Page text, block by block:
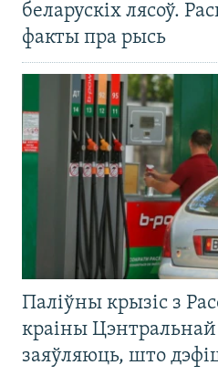
беларускіх лясоў.
факты пра рысь
Паліўны крызіс з
краіны Цэнтральнай
заяўляюць, што